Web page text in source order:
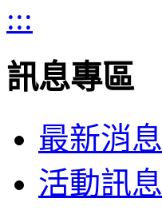
:::
訊息專區
最新消息
活動訊息